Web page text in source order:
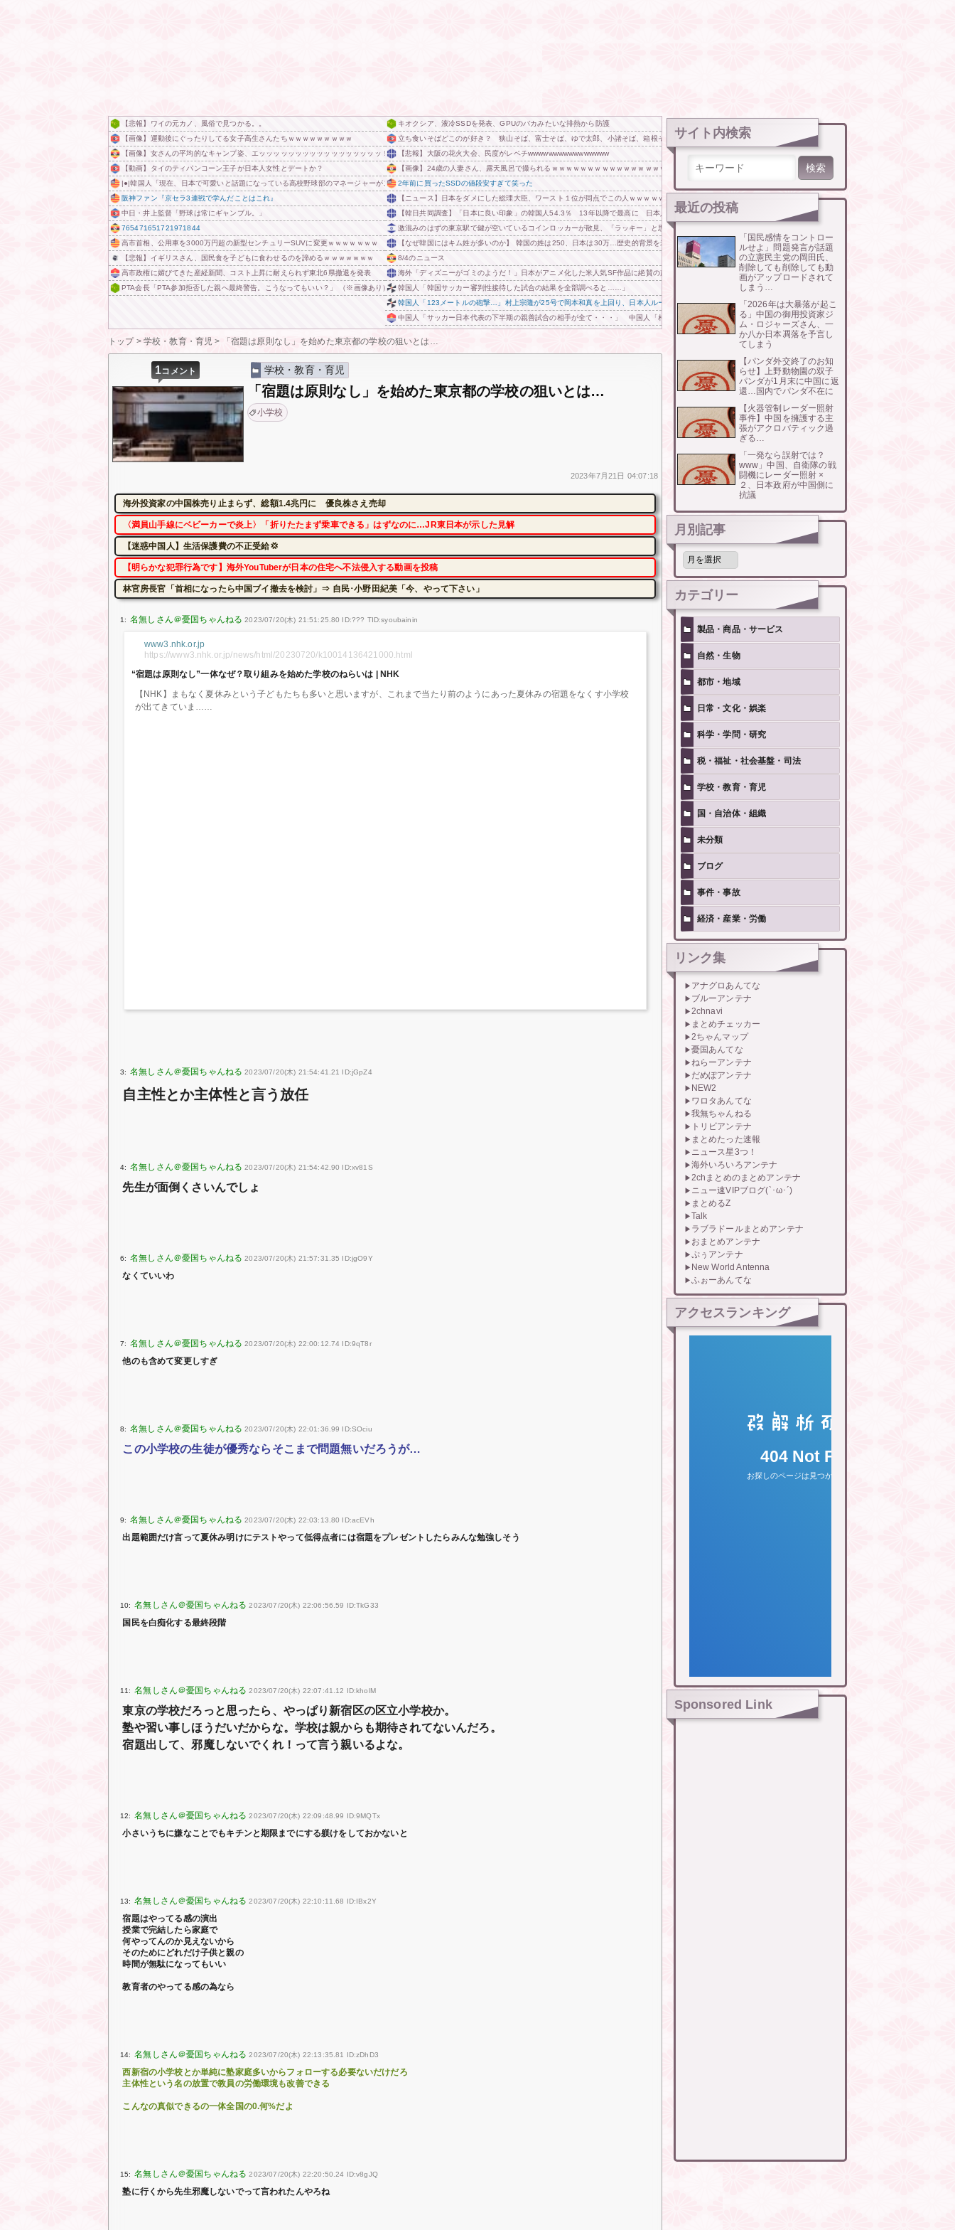
【悲報】ワイの元カノ、風俗で見つかる。。
【画像】運動後にぐったりしてる女子高生さんたちｗｗｗｗｗｗｗｗｗ
【画像】女さんの平均的なキャンプ姿、エッッッッッッッッッッッッッッッッッ！
【動画】タイのティパンコーン王子が日本人女性とデートか？
|●|韓国人「現在、日本で可愛いと話題になっている高校野球部のマネージャーがこちら…」→「可愛い…（ﾌﾞﾙﾌﾞﾙ」＝韓国の反応
阪神ファン『京セラ3連戦で学んだことはこれ』
中日・井上監督「野球は常にギャンブル。」
765471651721971844
高市首相、公用車を3000万円超の新型センチュリーSUVに変更ｗｗｗｗｗｗｗ
【悲報】イギリスさん、国民食を子どもに食わせるのを諦めるｗｗｗｗｗｗｗ
高市政権に媚びてきた産経新聞、コスト上昇に耐えられず東北6県撤退を発表
PTA会長「PTA参加拒否した親へ最終警告。こうなってもいい？」 （※画像あり） 他
キオクシア、液冷SSDを発表、GPUのバカみたいな排熱から防護
立ち食いそばどこのが好き？ 狭山そば、富士そば、ゆで太郎、小諸そば、箱根そば、しぶそば、梅もと、いろり庵
【悲報】大阪の花火大会、民度がレベチwwwwwwwwwwwwwwww
【画像】24歳の人妻さん、露天風呂で撮られるｗｗｗｗｗｗｗｗｗｗｗｗｗｗｗｗｗ
2年前に買ったSSDの値段安すぎて笑った
【ニュース】日本をダメにした総理大臣、ワースト１位が同点でこの人ｗｗｗｗｗｗ
【韓日共同調査】「日本に良い印象」の韓国人54.3％ 13年以降で最高に 日本人の韓国好感度は35.3％
激混みのはずの東京駅で鍵が空いているコインロッカーが散見、「ラッキー」と思って中を確認してみると……
【なぜ韓国にはキム姓が多いのか】 韓国の姓は250、日本は30万…歴史的背景を米学者分析「学問尊重と平和な歴史が原動力」
8/4のニュース
海外「ディズニーがゴミのようだ！」日本がアニメ化した米人気SF作品に絶賛の声が殺到中
韓国人「韓国サッカー審判性接待した試合の結果を全部調べると……」
韓国人「123メートルの砲撃…」村上宗隆が25号で岡本和真を上回り、日本人ルーキー最多本塁打を更新
中国人「サッカー日本代表の下半期の親善試合の相手が全て・・・」 中国人「相手が応じてくれることが羨ましい」「あちらと組んだ方がいいのでは？」
トップ> 学校・教育・育児 > 「宿題は原則なし」を始めた東京都の学校の狙いとは…
1コメント 学校・教育・育児
「宿題は原則なし」を始めた東京都の学校の狙いとは…
小学校
2023年7月21日 04:07:18
海外投資家の中国株売り止まらず、総額1.4兆円に 優良株さえ売却
〈満員山手線にベビーカーで炎上〉「折りたたまず乗車できる」はずなのに…JR東日本が示した見解
【迷惑中国人】生活保護費の不正受給💢
【明らかな犯罪行為です】海外YouTuberが日本の住宅へ不法侵入する動画を投稿
林官房長官「首相になったら中国ブイ撤去を検討」⇒ 自民･小野田紀美「今、やって下さい」
1: 2023/07/20(木) 21:51:25.80 ID:??? TID:syoubainin
www3.nhk.or.jp
https://www3.nhk.or.jp/news/html/20230720/k10014136421000.html
“宿題は原則なし”一体なぜ？取り組みを始めた学校のねらいは | NHK
【NHK】まもなく夏休みという子どもたちも多いと思いますが、これまで当たり前のようにあった夏休みの宿題をなくす小学校
が出てきていま…
3: 2023/07/20(木) 21:54:41.21 ID:jGpZ4
自主性とか主体性と言う放任
4: 2023/07/20(木) 21:54:42.90 ID:xv81S
先生が面倒くさいんでしょ
6: 2023/07/20(木) 21:57:31.35 ID:jgO9Y
なくていいわ
7: 2023/07/20(木) 22:00:12.74 ID:9qT8r
他のも含めて変更しすぎ
8: 2023/07/20(木) 22:01:36.99 ID:SOciu
この小学校の生徒が優秀ならそこまで問題無いだろうが…
9: 2023/07/20(木) 22:03:13.80 ID:acEVh
出題範囲だけ言って夏休み明けにテストやって低得点者には宿題をプレゼントしたらみんな勉強しそう
10: 2023/07/20(木) 22:06:56.59 ID:TkG33
国民を白痴化する最終段階
11: 2023/07/20(木) 22:07:41.12 ID:kholM
東京の学校だろっと思ったら、やっぱり新宿区の区立小学校か。
塾や習い事しほうだいだからな。学校は親からも期待されてないんだろ。
宿題出して、邪魔しないでくれ！って言う親いるよな。
12: 2023/07/20(木) 22:09:48.99 ID:9MQTx
小さいうちに嫌なことでもキチンと期限までにする躾けをしておかないと
13: 2023/07/20(木) 22:10:11.68 ID:IBx2Y
宿題はやってる感の演出
授業で完結したら家庭で
何やってんのか見えないから
そのためにどれだけ子供と親の
時間が無駄になってもいい
教育者のやってる感の為なら
14: 2023/07/20(木) 22:13:35.81 ID:zDhD3
西新宿の小学校とか単純に塾家庭多いからフォローする必要ないだけだろ
主体性という名の放置で教員の労働環境も改善できる
こんなの真似できるの一体全国の0.何%だよ
15: 2023/07/20(木) 22:20:50.24 ID:v8gJQ
塾に行くから先生邪魔しないでって言われたんやろね
サイト内検索
最近の投稿
「国民感情をコントロー
ルせよ」問題発言が話題
の立憲民主党の岡田氏、
削除しても削除しても動
画がアップロードされて
しまう…
「2026年は大暴落が起こ
る」中国の御用投資家ジ
ム・ロジャーズさん、一
か八か日本凋落を予言し
てしまう
【パンダ外交終了のお知
らせ】上野動物園の双子
パンダが1月末に中国に返
還…国内でパンダ不在に
【火器管制レーダー照射
事件】中国を擁護する主
張がアクロバティック過
ぎる…
「一発なら誤射では？
www」中国、自衛隊の戦
闘機にレーダー照射 ×
２、日本政府が中国側に
抗議
月別記事
月
記
事
カテゴリー
製品・商品・サービス
自然・生物
都市・地域
日常・文化・娯楽
科学・学問・研究
税・福祉・社会基盤・司法
学校・教育・育児
国・自治体・組織
未分類
ブログ
事件・事故
経済・産業・労働
リンク集
アナグロあんてな
ブルーアンテナ
2chnavi
まとめチェッカー
2ちゃんマップ
憂国あんてな
ねらーアンテナ
だめぽアンテナ
NEW2
ワロタあんてな
我無ちゃんねる
トリビアンテナ
まとめたった速報
ニュース星3つ！
海外いろいろアンテナ
2chまとめのまとめアンテナ
ニュー速VIPブログ(`･ω･´)
まとめるZ
Talk
ラブラドールまとめアンテナ
おまとめアンテナ
ぷぅアンテナ
New World Antenna
ふぉーあんてな
アクセスランキング
Sponsored Link